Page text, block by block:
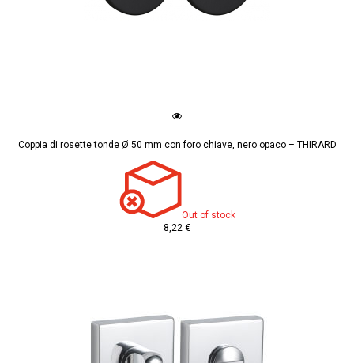
Coppia di rosette tonde Ø 50 mm con foro chiave, nero opaco – THIRARD
Out of stock
8,22 €